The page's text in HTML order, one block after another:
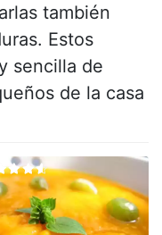
también
Estos
sencilla de
de la casa